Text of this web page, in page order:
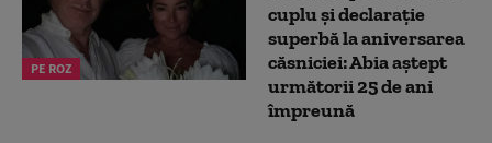
PE ROZ
cuplu și declarație
superbă la aniversarea
căsniciei: Abia aștept
următorii 25 de ani
împreună